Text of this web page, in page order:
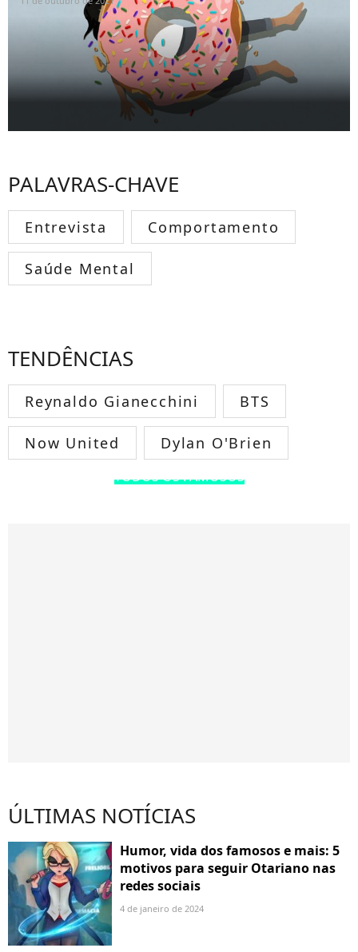
PALAVRAS-CHAVE
Entrevista Comportamento
Saúde Mental
TENDÊNCIAS
Reynaldo Gianecchini BTS
Now United Dylan O'Brien
TODOS OS FAMOSOS
ÚLTIMAS NOTÍCIAS
Humor, vida dos famosos e mais: 5
motivos para seguir Otariano nas
redes sociais
4 de janeiro de 2024